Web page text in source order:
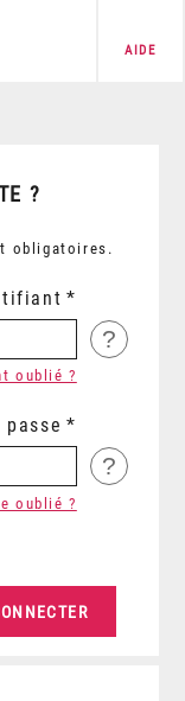
AIDE
?
obligatoires.
?
oublié ?
passe
?
oublié ?